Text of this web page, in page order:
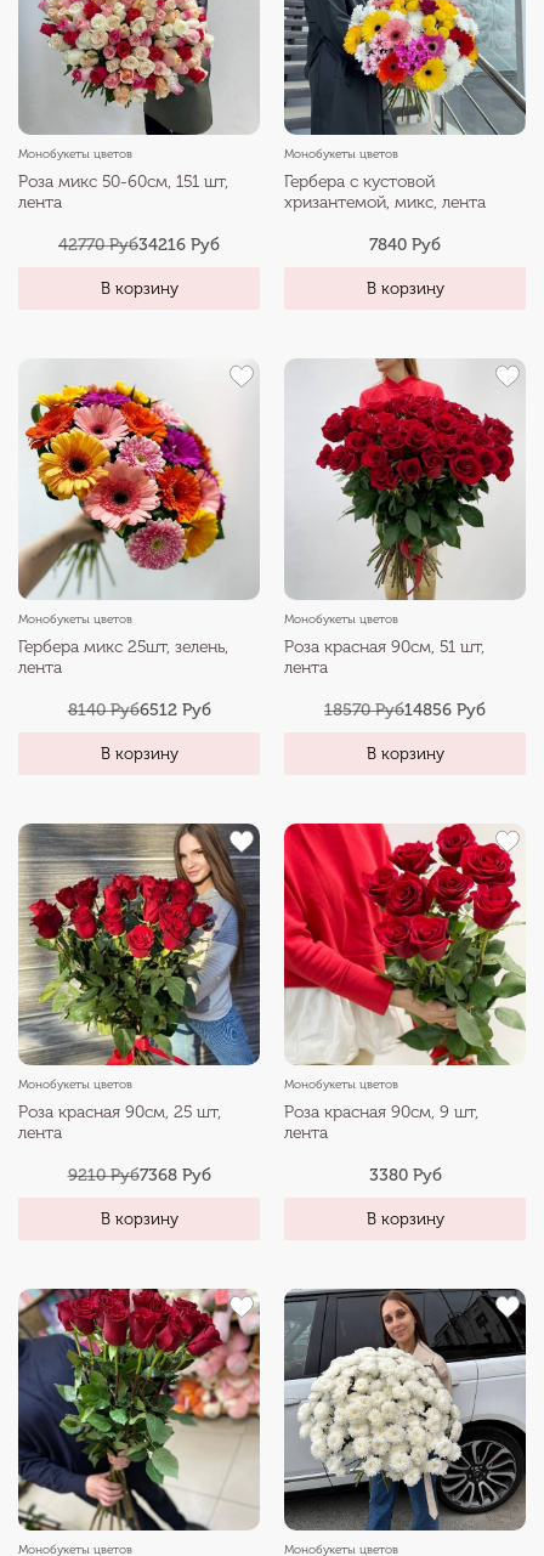
Монобукеты цветов
Роза микс 50-60см, 151 шт,
лента
42770 Руб34216 Руб
В корзину
Монобукеты цветов
Гербера с кустовой
хризантемой, микс, лента
7840 Руб
В корзину
Монобукеты цветов
Гербера микс 25шт, зелень,
лента
8140 Руб6512 Руб
В корзину
Монобукеты цветов
Роза красная 90см, 51 шт,
лента
18570 Руб14856 Руб
В корзину
Монобукеты цветов
Роза красная 90см, 25 шт,
лента
9210 Руб7368 Руб
В корзину
Монобукеты цветов
Роза красная 90см, 9 шт,
лента
3380 Руб
В корзину
Монобукеты цветов Монобукеты цветов